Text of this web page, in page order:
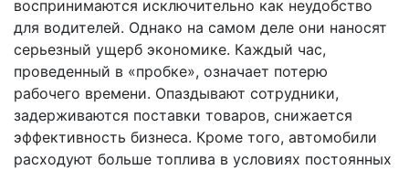
воспринимаются исключительно как неудобство
для водителей. Однако на самом деле они наносят
серьезный ущерб экономике. Каждый час,
проведенный в «пробке», означает потерю
рабочего времени. Опаздывают сотрудники,
задерживаются поставки товаров, снижается
эффективность бизнеса. Кроме того, автомобили
расходуют больше топлива в условиях постоянных